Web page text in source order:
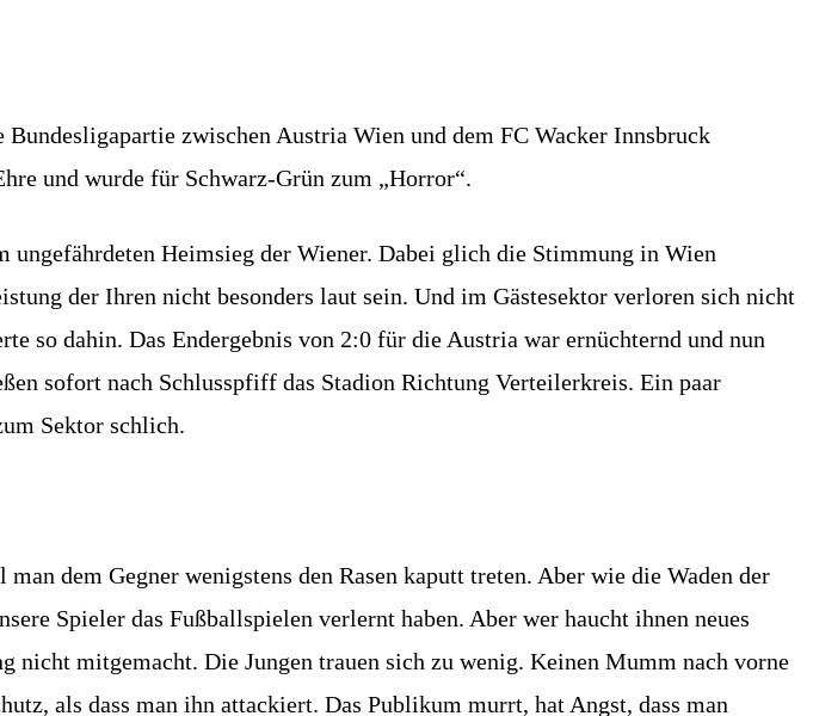
zwischen Austria Wien und dem FC Wacker Innsbruck
und wurde für Schwarz-Grün zum „Horror“.
Heimsieg der Wiener. Dabei glich die Stimmung in Wien
der Ihren nicht besonders laut sein. Und im Gästesektor verloren sich nicht
so dahin. Das Endergebnis von 2:0 für die Austria war ernüchternd und nun
sofort nach Schlusspfiff das Stadion Richtung Verteilerkreis. Ein paar
Sektor schlich.
dem Gegner wenigstens den Rasen kaputt treten. Aber wie die Waden der
Spieler das Fußballspielen verlernt haben. Aber wer haucht ihnen neues
mitgemacht. Die Jungen trauen sich zu wenig. Keinen Mumm nach vorne
als dass man ihn attackiert. Das Publikum murrt, hat Angst, dass man